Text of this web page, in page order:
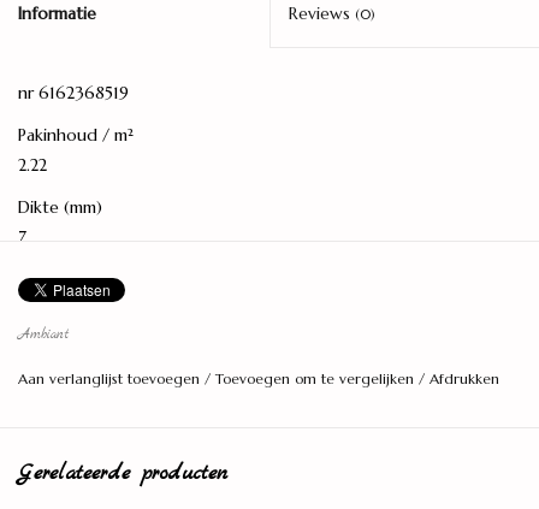
Informatie Reviews (0)
nr 6162368519
Pakinhoud / m²
2.22
Dikte (mm)
7
Lengte (mm)
1220
228
Ambiant
Aan verlanglijst toevoegen /Toevoegen om te vergelijken / Afdrukken
Gerelateerde producten